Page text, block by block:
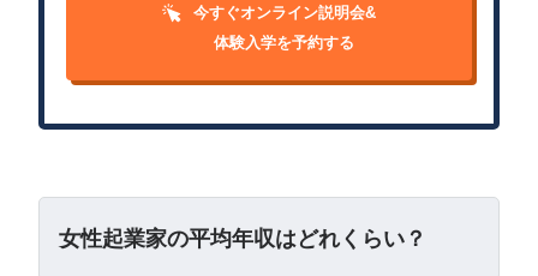
今すぐオンライン説明会&
体験入学を予約する
女性起業家の平均年収はどれくらい？